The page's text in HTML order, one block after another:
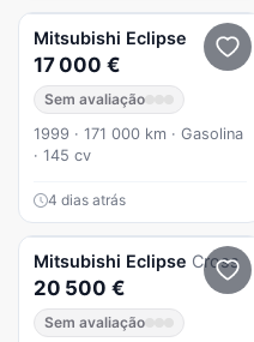
Mitsubishi Eclipse
17 000 €
Sem avaliação
1999 · 171 000 km · Gasolina
· 145 cv
4 dias atrás
Mitsubishi Eclipse Cross
20 500 €
Sem avaliação